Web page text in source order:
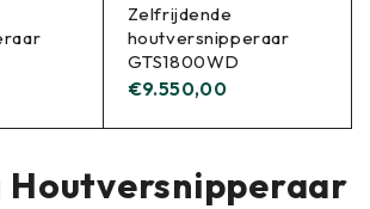
Zelfrijdende
houtversnipperaar
GTS1800WD
€9.550,00
Houtversnipperaar